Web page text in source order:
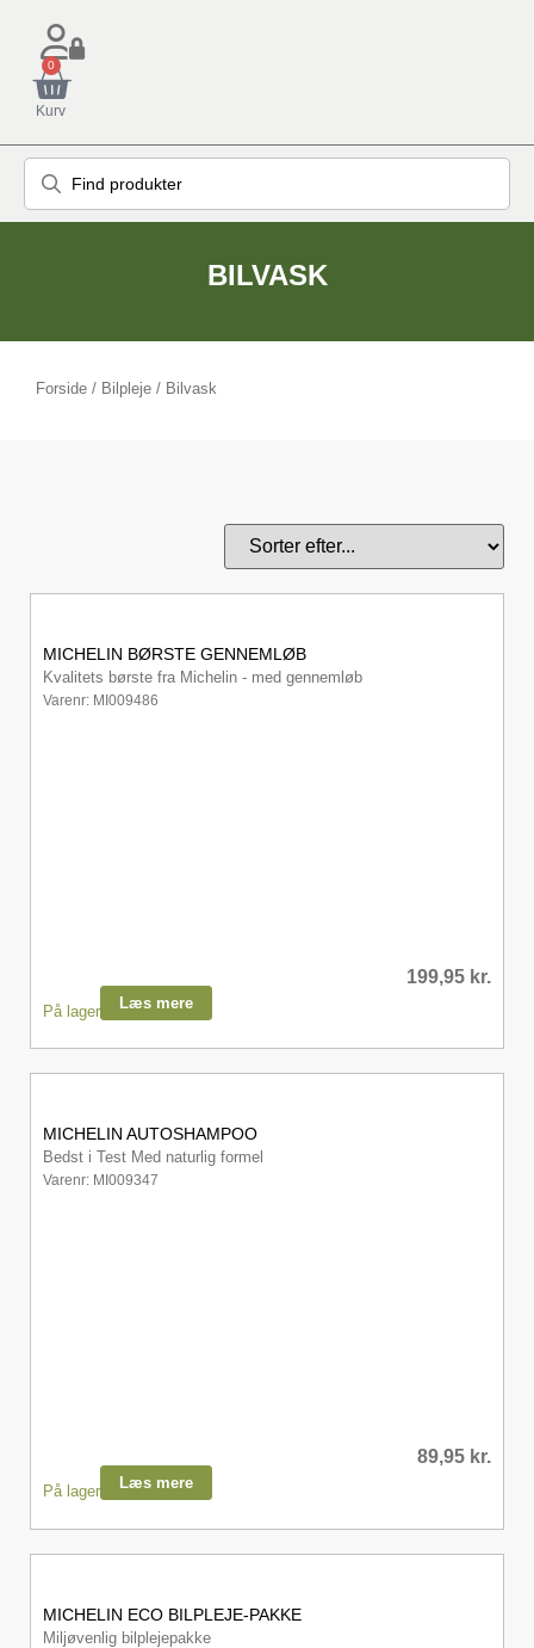
0
Kurv
BILVASK
Forside / Bilpleje / Bilvask
MICHELIN BØRSTE GENNEMLØB
Kvalitets børste fra Michelin - med gennemløb
Varenr: MI009486
199,95 kr.
På lager Læs mere
MICHELIN AUTOSHAMPOO
Bedst i Test Med naturlig formel
Varenr: MI009347
89,95 kr.
På lager Læs mere
MICHELIN ECO BILPLEJE-PAKKE
Miljøvenlig bilplejepakke